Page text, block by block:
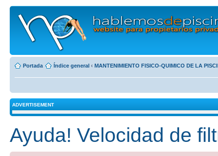
Portada Índice general ‹ MANTENIMIENTO FISICO-QUIMICO DE LA
ADVERTISEMENT
Ayuda! Velocidad de